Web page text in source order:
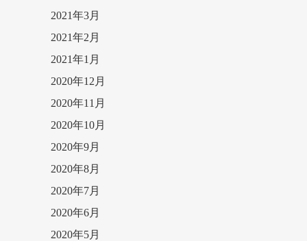
2021年3月
2021年2月
2021年1月
2020年12月
2020年11月
2020年10月
2020年9月
2020年8月
2020年7月
2020年6月
2020年5月